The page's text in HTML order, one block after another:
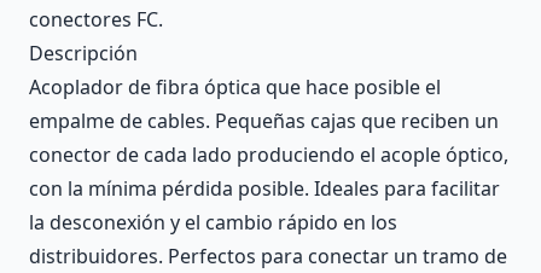
conectores FC.
Descripción
Acoplador de fibra óptica que hace posible el
empalme de cables. Pequeñas cajas que reciben un
conector de cada lado produciendo el acople óptico,
con la mínima pérdida posible. Ideales para facilitar
la desconexión y el cambio rápido en los
distribuidores. Perfectos para conectar un tramo de